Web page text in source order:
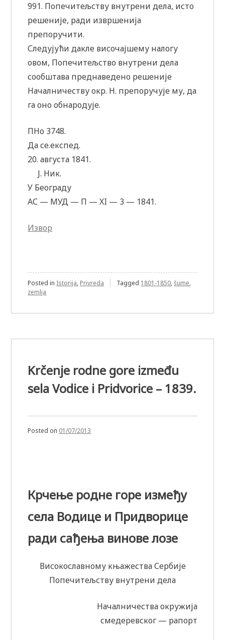
991. Попечитељству внутрени дела, исто
решеније, ради извршенија
препоручити.
Следујући дакле височајшему налогу
овом, Попечитељство внутрени дела
сообштава преднаведено решеније
Началничеству окр. Н. препоручује му, да
га оно обнародује.
ПНо 3748.
Да се.експед.
20. августа 1841.
Ј. Ник.
У Београду
АС — МУД — П — XI — 3 — 1841.
Извор
Posted in Istorija, Privreda Tagged 1801-1850,šume,
zemlja
Krčenje rodne gore između
sela Vodice i Pridvorice – 1839.
Posted on 01/07/2013
Крчење родне горе између
села Водице и Придворице
ради сађења винове лозе
Високославному књажества Сербије
Попечитељству внутрени дела
Началничества окружија
смедеревског — рапорт